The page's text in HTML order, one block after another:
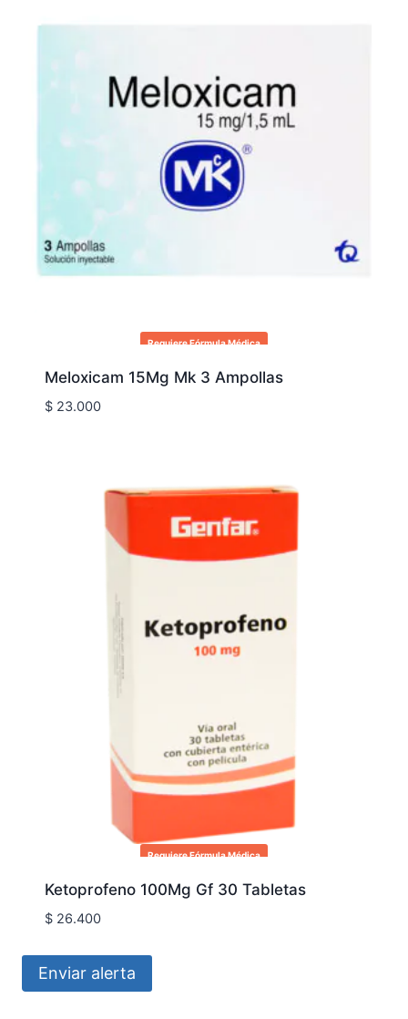
Requiere Fórmula Médica
Meloxicam 15Mg Mk 3 Ampollas
$23.000
Requiere Fórmula Médica
Ketoprofeno 100Mg Gf 30 Tabletas
$26.400
Enviar alerta